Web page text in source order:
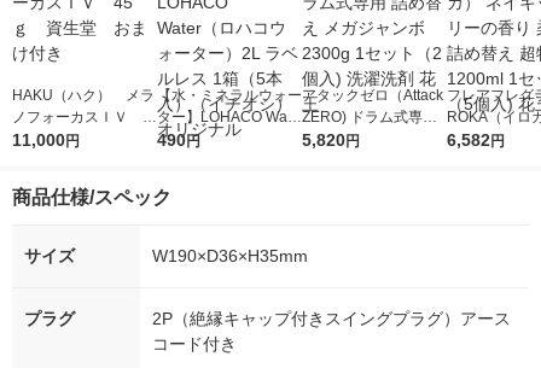
HAKU（ハク） メラ
ノフォーカスＩＶ 4
5ｇ 資生堂 おまけ
11,000円
【水・ミネラルウォー
ター】LOHACO Wate
r（ロハコウォータ
シ） オリジナル
490円
アタックゼロ（Attack
ZERO) ドラム式専用
詰め替え メガジャン
5,820円
フレアフレグ
ROKA（イロ
イキッドリリ
6,582円
商品仕様/スペック
サイズ W190×D36×H35mm
プラグ
2P（絶縁キャップ付きスイングプラグ）アース
コード付き